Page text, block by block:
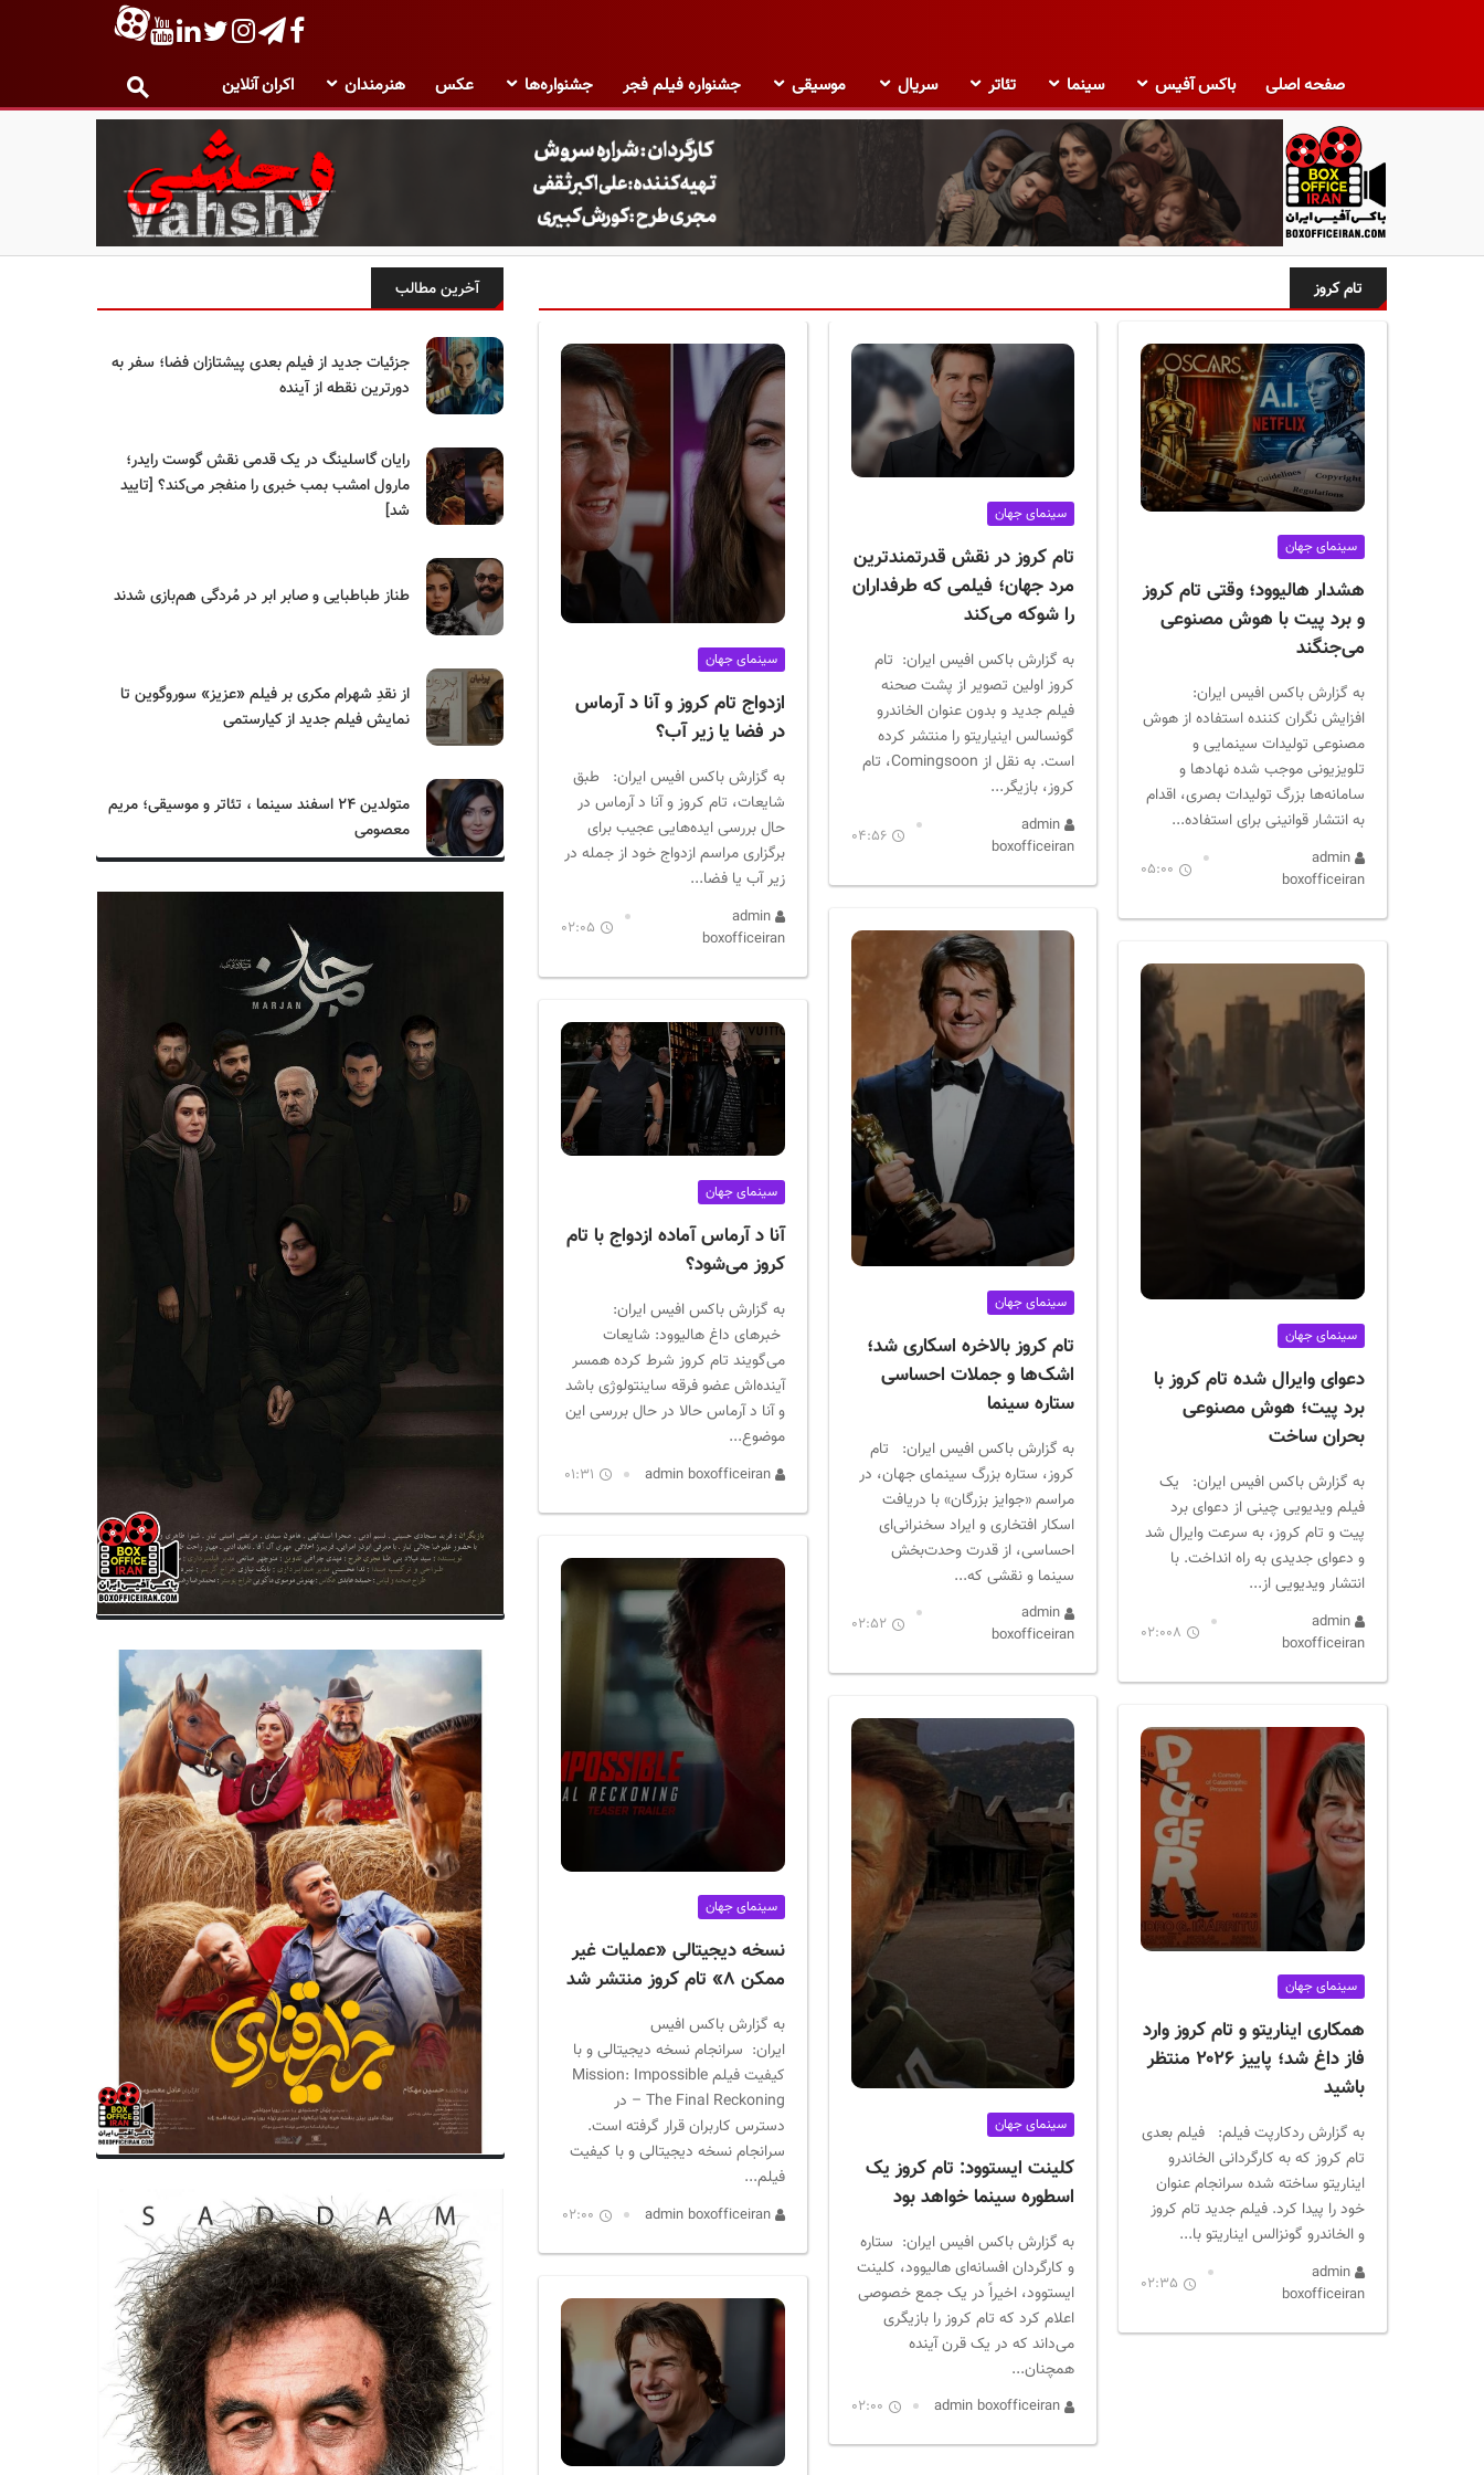
صفحه اصلی باکس آفیس سینما تئاتر سریال موسیقی جشنواره فیلم فجر جشنواره‌ها عکس هنرمندان اکران آنلاین
ب
ک
س
تام کروز
سینمای جهان
هشدار هالیوود؛ وقتی تام کروز
و برد پیت با هوش مصنوعی
می‌جنگند
به گزارش باکس افیس ایران:
افزایش نگران کننده استفاده از هوش
مصنوعی تولیدات سینمایی و
تلویزیونی موجب شده نهادها و
سامانه‌ها بزرگ تولیدات بصری، اقدام
به انتشار قوانینی برای استفاده...
admin
boxofficeiran
05:00
سینمای جهان
دعوای وایرال شده تام کروز با
برد پیت؛ هوش مصنوعی
بحران ساخت
به گزارش باکس افیس ایران: یک
فیلم ویدیویی چینی از دعوای برد
پیت و تام کروز، به سرعت وایرال شد
و دعوای جدیدی به راه انداخت. با
انتشار ویدیویی از...
admin
boxofficeiran
02:008
سینمای جهان
همکاری ایناریتو و تام کروز وارد
فاز داغ شد؛ پاییز ۲۰۲۶ منتظر
باشید
به گزارش ردکارپت فیلم: فیلم بعدی
تام کروز که به کارگردانی الخاندرو
ایناریتو ساخته شده سرانجام عنوان
خود را پیدا کرد. فیلم جدید تام کروز
و الخاندرو گونزالس ایناریتو با...
admin
boxofficeiran
02:35
سینمای جهان
تام کروز در نقش قدرتمندترین
مرد جهان؛ فیلمی که طرفداران
را شوکه می‌کند
به گزارش باکس افیس ایران: تام
کروز اولین تصویر از پشت صحنه
فیلم جدید و بدون عنوان الخاندرو
گونسالس اینیاریتو را منتشر کرده
است. به نقل از Comingsoon، تام
کروز، بازیگر...
admin
boxofficeiran
04:56
سینمای جهان
تام کروز بالاخره اسکاری شد؛
اشک‌ها و جملات احساسی
ستاره سینما
به گزارش باکس افیس ایران: تام
کروز، ستاره بزرگ سینمای جهان، در
مراسم «جوایز بزرگان» با دریافت
اسکار افتخاری و ایراد سخنرانی‌ای
احساسی، از قدرت وحدت‌بخش
سینما و نقشی که...
admin
boxofficeiran
02:52
سینمای جهان
کلینت ایستوود: تام کروز یک
اسطوره سینما خواهد بود
به گزارش باکس افیس ایران: ستاره
و کارگردان افسانه‌ای هالیوود، کلینت
ایستوود، اخیراً در یک جمع خصوصی
اعلام کرد که تام کروز را بازیگری
می‌داند که در یک قرن آینده
همچنان...
admin boxofficeiran
02:00
سینمای جهان
ازدواج تام کروز و آنا د آرماس
در فضا یا زیر آب؟
به گزارش باکس افیس ایران: طبق
شایعات، تام کروز و آنا د آرماس در
حال بررسی ایده‌هایی عجیب برای
برگزاری مراسم ازدواج خود از جمله در
زیر آب یا فضا...
admin
boxofficeiran
02:05
سینمای جهان
آنا د آرماس آماده ازدواج با تام
کروز می‌شود؟
به گزارش باکس افیس ایران:
خبرهای داغ هالیوود: شایعات
می‌گویند تام کروز شرط کرده همسر
آینده‌اش عضو فرقه ساینتولوژی باشد
و آنا د آرماس حالا در حال بررسی این
موضوع...
admin boxofficeiran
01:31
سینمای جهان
نسخه دیجیتالی «عملیات غیر
ممکن ۸» تام کروز منتشر شد
به گزارش باکس افیس
ایران: سرانجام نسخه دیجیتالی و با
کیفیت فیلم Mission: Impossible
– The Final Reckoning در
دسترس کاربران قرار گرفته است.
سرانجام نسخه دیجیتالی و با کیفیت
فیلم...
admin boxofficeiran
02:00
آخرین مطالب
جزئیات جدید از فیلم بعدی پیشتازان فضا؛ سفر به
دورترین نقطه از آینده
رایان گاسلینگ در یک قدمی نقش گوست رایدر؛
مارول امشب بمب خبری را منفجر می‌کند؟ [تایید
شد]
طناز طباطبایی و صابر ابر در مُردگی هم‌بازی شدند
از نقدِ شهرام مکری بر فیلم «عزیز» سوروگوین تا
نمایش فیلم جدید از کیارستمی
متولدین ۲۴ اسفند سینما ، تئاتر و موسیقی؛ مریم
معصومی